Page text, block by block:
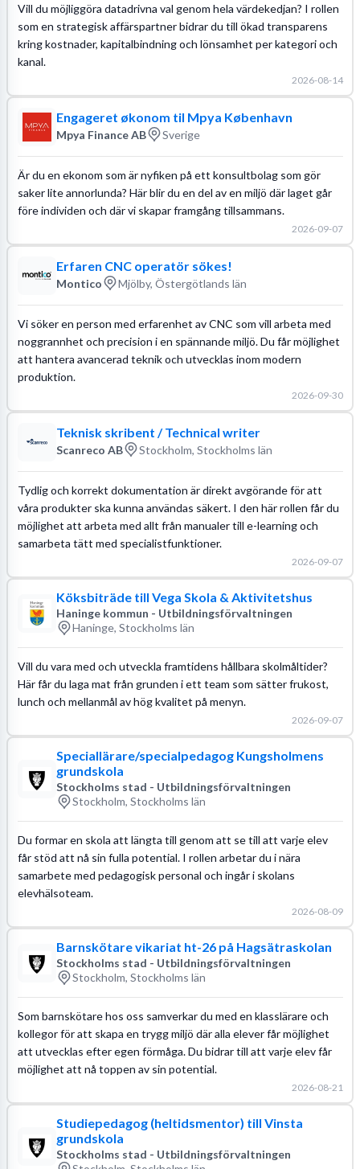
Vill du möjliggöra datadrivna val genom hela värdekedjan? I rollen
som en strategisk affärspartner bidrar du till ökad transparens
kring kostnader, kapitalbindning och lönsamhet per kategori och
kanal.
2026-08-14
Engageret økonom til Mpya København
Mpya Finance AB Sverige
Är du en ekonom som är nyfiken på ett konsultbolag som gör
saker lite annorlunda? Här blir du en del av en miljö där laget går
före individen och där vi skapar framgång tillsammans.
2026-09-07
Erfaren CNC operatör sökes!
Montico Mjölby, Östergötlands län
Vi söker en person med erfarenhet av CNC som vill arbeta med
noggrannhet och precision i en spännande miljö. Du får möjlighet
att hantera avancerad teknik och utvecklas inom modern
produktion.
2026-09-30
Teknisk skribent / Technical writer
Scanreco AB Stockholm, Stockholms län
Tydlig och korrekt dokumentation är direkt avgörande för att
våra produkter ska kunna användas säkert. I den här rollen får du
möjlighet att arbeta med allt från manualer till e-learning och
samarbeta tätt med specialistfunktioner.
2026-09-07
Köksbiträde till Vega Skola & Aktivitetshus
Haninge kommun - Utbildningsförvaltningen
Haninge, Stockholms län
Vill du vara med och utveckla framtidens hållbara skolmåltider?
Här får du laga mat från grunden i ett team som sätter frukost,
lunch och mellanmål av hög kvalitet på menyn.
2026-09-07
Speciallärare/specialpedagog Kungsholmens
grundskola
Stockholms stad - Utbildningsförvaltningen
Stockholm, Stockholms län
Du formar en skola att längta till genom att se till att varje elev
får stöd att nå sin fulla potential. I rollen arbetar du i nära
samarbete med pedagogisk personal och ingår i skolans
elevhälsoteam.
2026-08-09
Barnskötare vikariat ht-26 på Hagsätraskolan
Stockholms stad - Utbildningsförvaltningen
Stockholm, Stockholms län
Som barnskötare hos oss samverkar du med en klasslärare och
kollegor för att skapa en trygg miljö där alla elever får möjlighet
att utvecklas efter egen förmåga. Du bidrar till att varje elev får
möjlighet att nå toppen av sin potential.
2026-08-21
Studiepedagog (heltidsmentor) till Vinsta
grundskola
Stockholms stad - Utbildningsförvaltningen